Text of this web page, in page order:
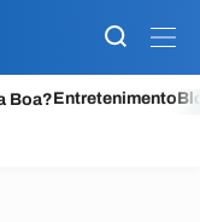
Boa?Entretenimento